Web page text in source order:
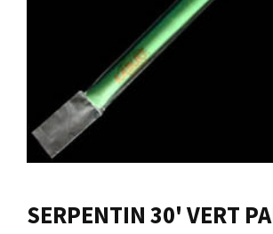
Nous joindre
Me connecter
Panier
SERPENTIN 30' VERT